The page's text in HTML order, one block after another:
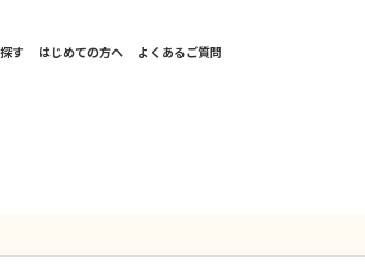
す はじめての方へ よくあるご質問